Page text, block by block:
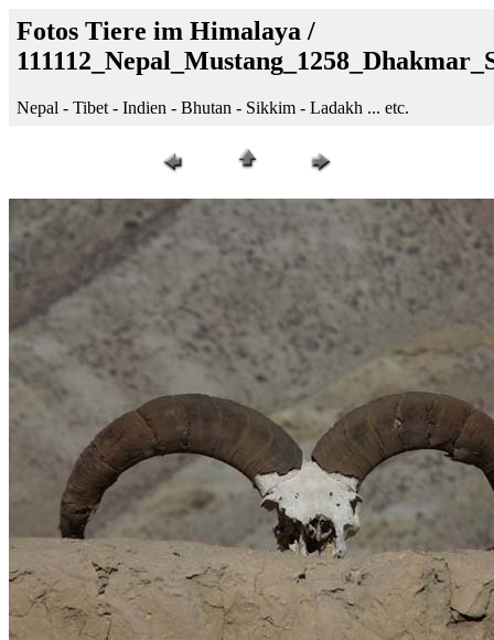
Fotos Tiere im Himalaya /
Nepal - Tibet - Indien - Bhutan - Sikkim - Ladakh ... etc.